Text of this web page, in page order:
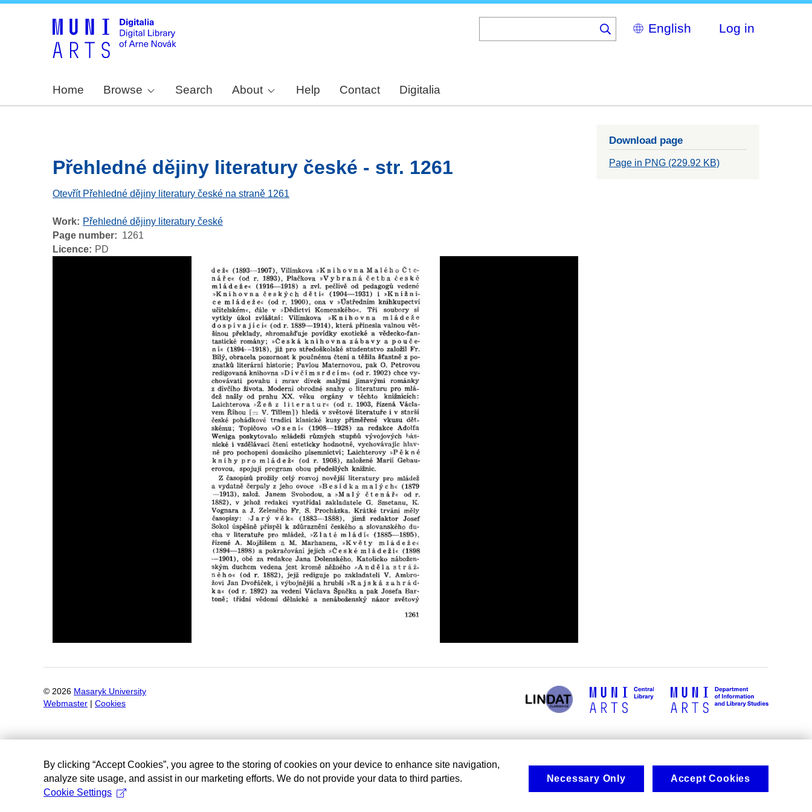
Select
your
Log in
Home Browse Search About Help Contact Digitalia
Přehledné dějiny literatury české - str. 1261
Otevřít Přehledné dějiny literatury české na straně 1261
Work
Přehledné dějiny literatury české
Page number
1261
Licence
PD
Download page
Page in PNG (229.92 KB)
© 2026 Masaryk University
Webmaster
Cookies
By clicking “Accept Cookies”, you agree to the storing of cookies on your device to enhance site navigation,
analyze site usage, and assist in our marketing efforts. We do not provide your data to third parties.
Cookie Settings
Necessary Only Accept Cookies